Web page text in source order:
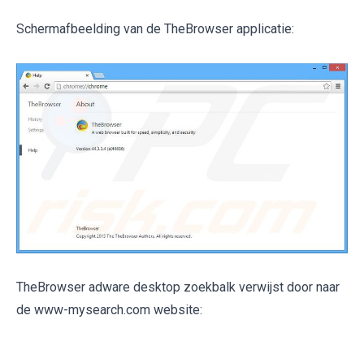
Schermafbeelding van de TheBrowser applicatie:
TheBrowser adware desktop zoekbalk verwijst door naar
de www-mysearch.com website: